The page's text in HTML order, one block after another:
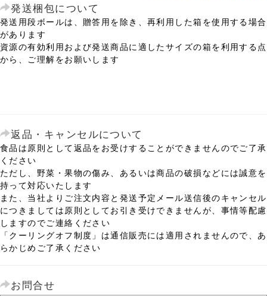
発送梱包について
発送用段ボールは、贈答用を除き、再利用した箱を使用する場合
があります
資源の有効利用および発送商品に適したサイズの箱を利用する点
から、ご理解をお願いします
返品・キャンセルについて
食品は原則として返品をお受けすることができませんのでご了承
ください
ただし、野菜・果物の傷み、あるいは商品の破損などには誠意を
持って対応いたします
また、当社よりご注文内容と発送予定メール送信後のキャンセル
につきましては原則としてお引き受けできませんが、事情等配慮
しますのでご連絡ください
「クーリングオフ制度」は通信販売には適用されませんので、あ
らかじめご了承ください
お問合せ